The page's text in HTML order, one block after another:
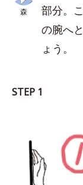
森
部分。
の腕へ
ょう。
STEP 1